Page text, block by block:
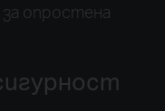
опростена